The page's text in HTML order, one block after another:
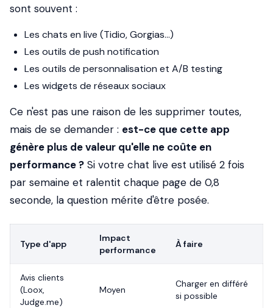
sont souvent :
Les chats en live (Tidio, Gorgias...)
Les outils de push notification
Les outils de personnalisation et A/B testing
Les widgets de réseaux sociaux
Ce n'est pas une raison de les supprimer toutes,
mais de se demander : est-ce que cette app
génère plus de valeur qu'elle ne coûte en
performance ? Si votre chat live est utilisé 2 fois
par semaine et ralentit chaque page de 0,8
seconde, la question mérite d'être posée.
Type d'app
Impact
performance
À faire
Avis clients
(Loox,
Judge.me)
Moyen
Charger en différé
si possible